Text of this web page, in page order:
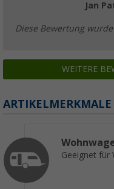
Jan
Diese Bewertung
WEITERE
ARTIKELMERKMALE
Geeignet für